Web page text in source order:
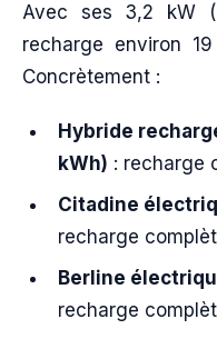
Avec ses 3,2 kW
recharge environ
Concrètement :
Hybride
kWh) : recharge
Citadine
recharge
Berline
recharge